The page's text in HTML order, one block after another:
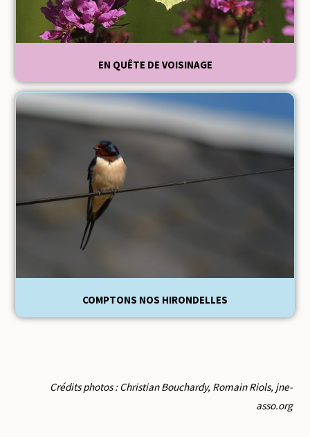
EN QUÊTE DE VOISINAGE
COMPTONS NOS HIRONDELLES
Crédits photos : Christian Bouchardy, Romain Riols, jne-
asso.org